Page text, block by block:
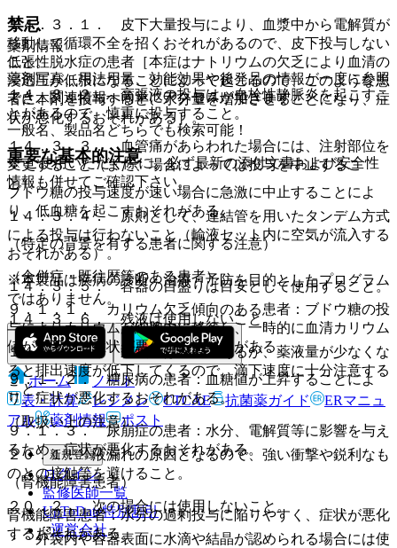
１４．３．１． 皮下大量投与により、血漿中から電解質が
移動して循環不全を招くおそれがあるので、皮下投与しない
こと。
１４．３．２． 高張液の投与は、血栓性静脈炎を起こすこ
とがあるので、慎重に投与すること。
１４．３．３． 血管痛があらわれた場合には、注射部位を
変更すること（また、場合によっては投与を中止するこ
と）。
１４．３．４． 原則として、連結管を用いたタンデム方式
による投与は行わないこと（輸液セット内に空気が流入する
おそれがある）。
１４．３．５． 容器の目盛りは目安として使用すること。
１４．３．６． 残液は使用しないこと。
１４．３．７． 通気針は不要であるが、薬液量が少なくな
ると排出速度が低下してくるので、滴下速度に十分注意する
こと。
（取扱い上の注意）
２０．１． 液漏れの原因となるので、強い衝撃や鋭利なも
のとの接触等を避けること。
２０．２． 次の場合には使用しないこと。
・ 外袋内や容器表面に水滴や結晶が認められる場合には使
禁忌
低張性脱水症の患者［本症はナトリウムの欠乏により血清の
浸透圧が低張になることによって起こるので、このような患
者に本剤を投与すると、水分量を増加させることになり、症
状が悪化するおそれがある］。
重要な基本的注意
ブドウ糖の投与速度が速い場合に急激に中止することによ
り、低血糖を起こすおそれがある。
（特定の背景を有する患者に関する注意）
（合併症・既往歴等のある患者）
９．１．１． カリウム欠乏傾向のある患者：ブドウ糖の投
与によりカリウムが細胞内に移行し、一時的に血清カリウム
値が低下し、症状が悪化するおそれがある。
９．１．２． 糖尿病の患者：血糖値が上昇することによ
り、症状が悪化するおそれがある。
９．１．３． 尿崩症の患者：水分、電解質等に影響を与え
るため、症状が悪化するおそれがある。
（腎機能障害患者）
腎機能障害患者：水分の過剰投与に陥りやすく、症状が悪化
するおそれがある。
薬剤情報
薬剤写真、用法用量、効能効果や後発品の情報が一度に参照
でき、関連情報へ簡単にアクセスができます。
一般名、製品名どちらでも検索可能！
※ ご使用いただく際に、必ず最新の添付文書および安全性
情報も併せてご確認下さい。
※本製品は疾病の診断・治療・予防を目的としたプログラム
ではありません。
ホーム
ノート
表・計算
レジメン CTCAE 抗菌薬ガイド
ERマニュ
アル
薬剤情報 ポスト
新規登録
ログイン
監修医師一覧
UpToDate特別割引
運営会社